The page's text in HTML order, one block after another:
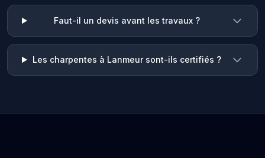
Faut-il un devis avant les travaux ?
Les charpentes à Lanmeur sont-ils certifiés ?